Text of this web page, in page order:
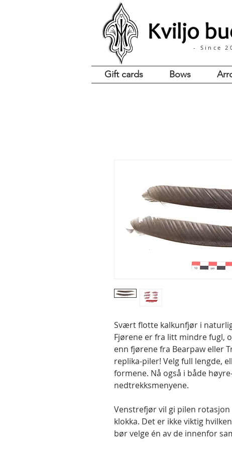
- Since
Gift cards Bows
Svært flotte kalkunfjør i
Fjørene er fra litt mindre fugl,
enn fjørene fra Bearpaw eller
replika-piler! Velg full lengde,
formene. Nå også i både
nedtrekksmenyene.
Venstrefjør vil gi pilen
klokka. Det er ikke viktig
bør velge én av de innenfor